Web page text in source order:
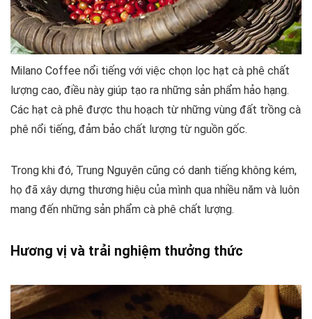
Milano Coffee nổi tiếng với việc chọn lọc hạt cà phê chất
lượng cao, điều này giúp tạo ra những sản phẩm hảo hạng.
Các hạt cà phê được thu hoạch từ những vùng đất trồng cà
phê nổi tiếng, đảm bảo chất lượng từ nguồn gốc.
Trong khi đó, Trung Nguyên cũng có danh tiếng không kém,
họ đã xây dựng thương hiệu của mình qua nhiều năm và luôn
mang đến những sản phẩm cà phê chất lượng.
Hương vị và trải nghiệm thưởng thức